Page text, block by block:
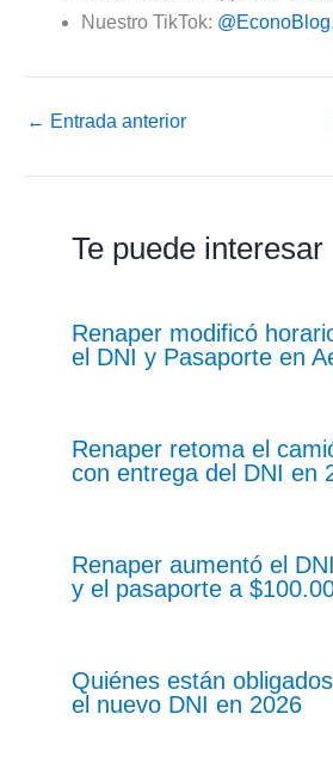
Nuestro TikTok: @EconoBlog.
← Entrada anterior
Te puede interesar
Renaper modificó
el DNI y Pasaporte en
Renaper retoma el
con entrega del DNI en
Renaper aumentó el
y el pasaporte a
Quiénes están
el nuevo DNI en 2026